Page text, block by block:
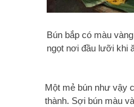
Bún bắp có màu
ngọt nơi đầu lưỡi khi
Một mẻ bún như vậy
thành. Sợi bún màu